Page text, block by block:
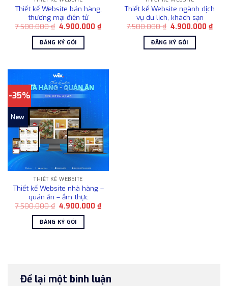
Thiết kế Website bán hàng,
thương mại điện tử
7.500.000₫ Giá
là:
7.500.000 ₫.
4.900.000₫Giá
hiện
ĐĂNG KÝ GÓI
Thiết kế Website ngành dịch
vụ du lịch, khách sạn
7.500.000₫ Giá
là:
7.500.000 ₫.
4.900.000₫Giá
hiện
ĐĂNG KÝ GÓI
-35%
New
THIẾT KẾ WEBSITE
Thiết kế Website nhà hàng –
quán ăn – ẩm thực
7.500.000₫ Giá
là:
7.500.000 ₫.
4.900.000₫Giá
hiện
ĐĂNG KÝ GÓI
Để lại một bình luận